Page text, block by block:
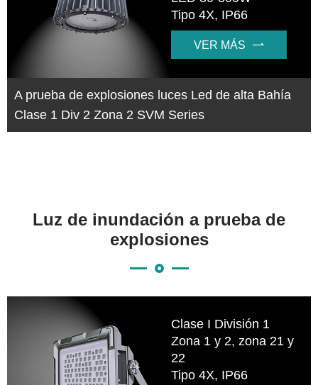
Tipo 4X, IP66
VER MÁS 
A prueba de explosiones luces Led de alta Bahía
Clase 1 Div 2 Zona 2 SVM Series
Luz de inundación a prueba de
explosiones
Clase I División 1
Zona 1 y 2, zona 21 y
22
Tipo 4X, IP66